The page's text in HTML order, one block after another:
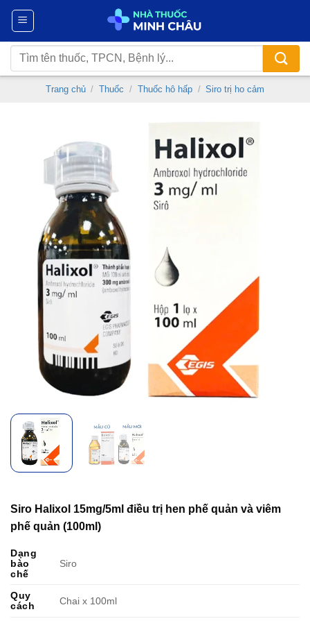
Chuyển
nội
dung
Tìm
kiếm:
Trang chủ / Thuốc / Thuốc hô hấp / Siro trị ho cảm
Siro Halixol 15mg/5ml điều trị hen phế quản và viêm
phế quản (100ml)
Dạng
bào
chế
Siro
Quy
cách
Chai x 100ml